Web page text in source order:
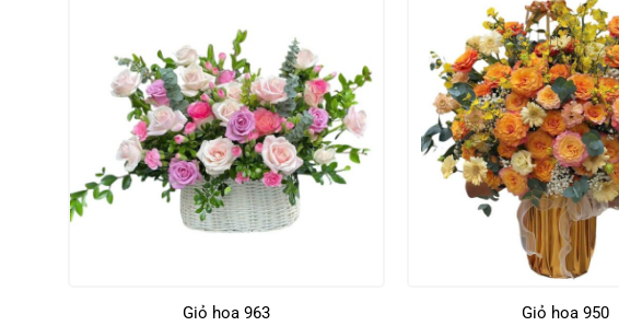
Giỏ hoa 963 Giỏ hoa 950